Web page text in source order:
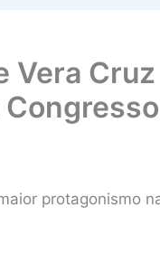
Vera
protagonismo